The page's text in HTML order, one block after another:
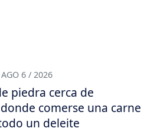
6 / 2026
piedra cerca de
comerse una carne
un deleite